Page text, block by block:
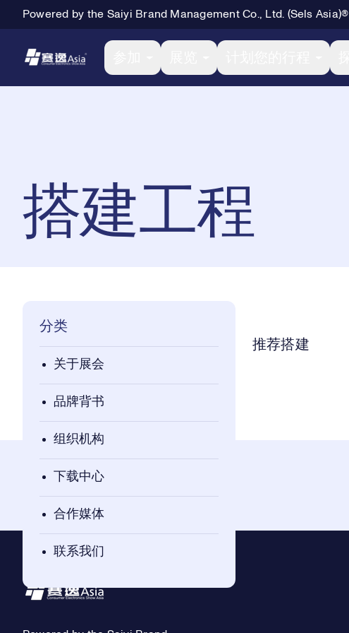
Powered by the Saiyi Brand Management Co., Ltd. (Sels Asia)®
Primary Navigation
搭建工程
分类
关于展会
品牌背书
组织机构
下载中心
合作媒体
联系我们
推荐搭建
Footer